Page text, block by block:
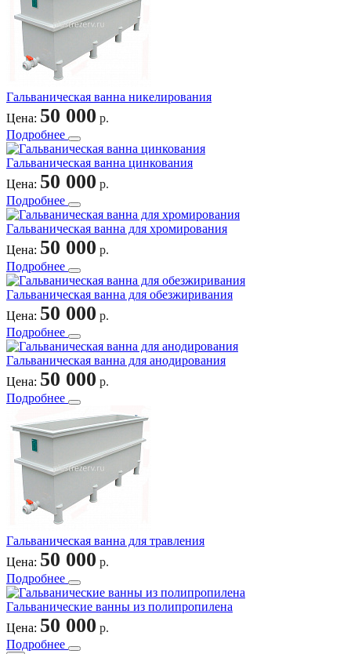
Гальваническая ванна никелирования
Цена: 50 000 р.
Подробнее
Гальваническая ванна цинкования
Цена: 50 000 р.
Подробнее
Гальваническая ванна для хромирования
Цена: 50 000 р.
Подробнее
Гальваническая ванна для обезжиривания
Цена: 50 000 р.
Подробнее
Гальваническая ванна для анодирования
Цена: 50 000 р.
Подробнее
Гальваническая ванна для травления
Цена: 50 000 р.
Подробнее
Гальванические ванны из полипропилена
Цена: 50 000 р.
Подробнее